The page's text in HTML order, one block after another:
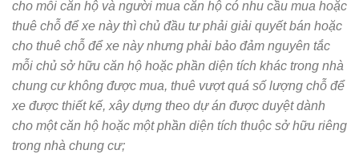
cho mỗi căn hộ và người mua căn hộ có nhu cầu mua hoặc
thuê chỗ để xe này thì chủ đầu tư phải giải quyết bán hoặc
cho thuê chỗ để xe này nhưng phải bảo đảm nguyên tắc
mỗi chủ sở hữu căn hộ hoặc phần diện tích khác trong nhà
chung cư không được mua, thuê vượt quá số lượng chỗ để
xe được thiết kế, xây dựng theo dự án được duyệt dành
cho một căn hộ hoặc một phần diện tích thuộc sở hữu riêng
trong nhà chung cư;